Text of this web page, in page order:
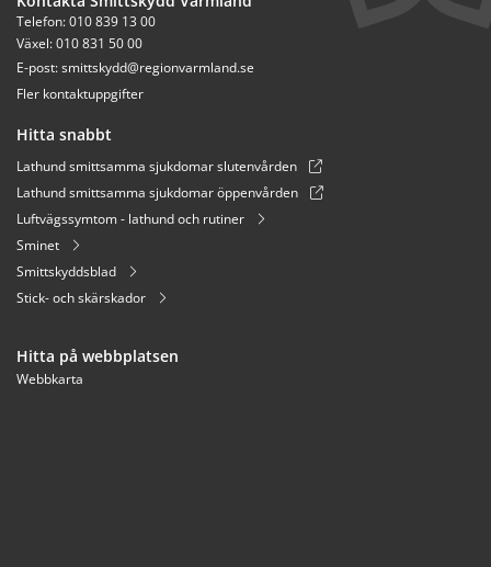
Telefon: 010 839 13 00
Växel: 010 831 50 00
E-post: smittskydd@regionvarmland.se
Fler kontaktuppgifter
Hitta snabbt
Lathund smittsamma sjukdomar slutenvården
Lathund smittsamma sjukdomar öppenvården
Luftvägssymtom - lathund och rutiner
Sminet
Smittskyddsblad
Stick- och skärskador
Hitta på webbplatsen
Webbkarta